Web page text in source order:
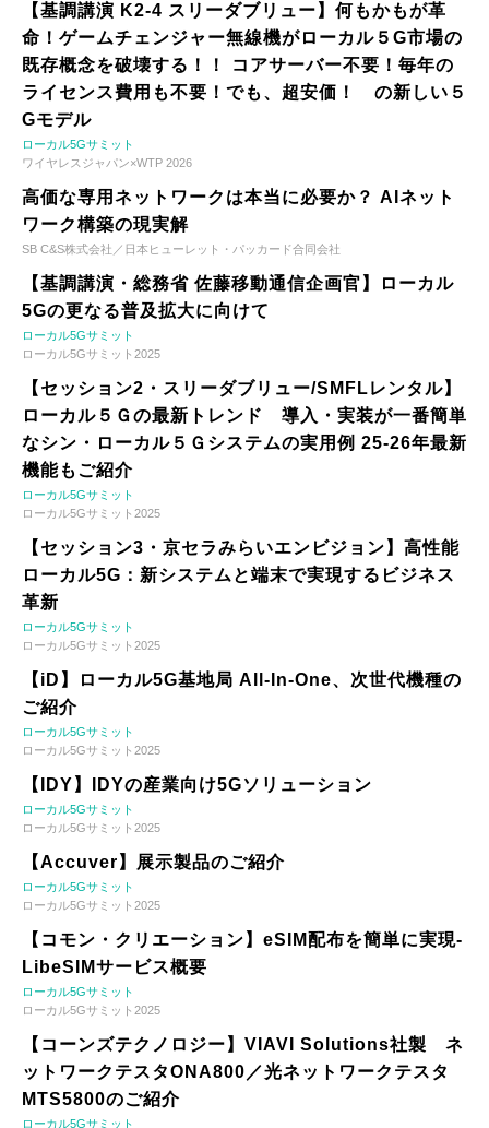
【基調講演 K2-4 スリーダブリュー】何もかもが革
命！ゲームチェンジャー無線機がローカル５G市場の
既存概念を破壊する！！ コアサーバー不要！毎年の
ライセンス費用も不要！でも、超安価！ の新しい５
Gモデル
ローカル5Gサミット
ワイヤレスジャパン×WTP 2026
高価な専用ネットワークは本当に必要か？ AIネット
ワーク構築の現実解
SB C&S株式会社／日本ヒューレット・パッカード合同会社
【基調講演・総務省 佐藤移動通信企画官】ローカル
5Gの更なる普及拡大に向けて
ローカル5Gサミット
ローカル5Gサミット2025
【セッション2・スリーダブリュー/SMFLレンタル】
ローカル５Ｇの最新トレンド 導入・実装が一番簡単
なシン・ローカル５Ｇシステムの実用例 25-26年最新
機能もご紹介
ローカル5Gサミット
ローカル5Gサミット2025
【セッション3・京セラみらいエンビジョン】高性能
ローカル5G：新システムと端末で実現するビジネス
革新
ローカル5Gサミット
ローカル5Gサミット2025
【iD】ローカル5G基地局 All-In-One、次世代機種の
ご紹介
ローカル5Gサミット
ローカル5Gサミット2025
【IDY】IDYの産業向け5Gソリューション
ローカル5Gサミット
ローカル5Gサミット2025
【Accuver】展示製品のご紹介
ローカル5Gサミット
ローカル5Gサミット2025
【コモン・クリエーション】eSIM配布を簡単に実現-
LibeSIMサービス概要
ローカル5Gサミット
ローカル5Gサミット2025
【コーンズテクノロジー】VIAVI Solutions社製 ネ
ットワークテスタONA800／光ネットワークテスタ
MTS5800のご紹介
ローカル5Gサミット